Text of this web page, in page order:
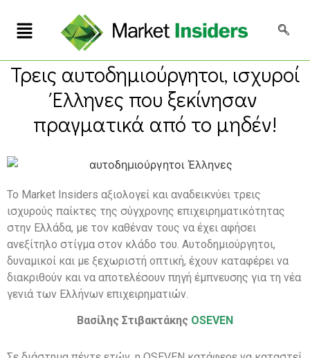
Τρεις αυτοδημιούργητοι, ισχυροί
Έλληνες που ξεκίνησαν
πραγματικά από το μηδέν!
Το Market Insiders αξιολογεί και αναδεικνύει τρεις
ισχυρούς παίκτες της σύγχρονης επιχειρηματικότητας
στην Ελλάδα, με τον καθέναν τους να έχει αφήσει
ανεξίτηλο στίγμα στον κλάδο του. Αυτοδημιούργητοι,
δυναμικοί και με ξεχωριστή οπτική, έχουν καταφέρει να
διακριθούν και να αποτελέσουν πηγή έμπνευσης για τη νέα
γενιά των Ελλήνων επιχειρηματιών.
Βασίλης Στιβακτάκης OSEVEN